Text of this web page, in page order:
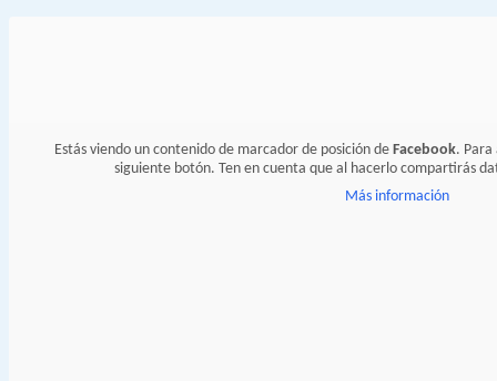
Estás viendo un contenido de marcador de posición de Facebook.
siguiente botón. Ten en cuenta que al hacerlo compartirás
Más información